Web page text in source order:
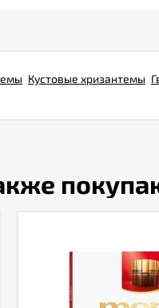
Кустовые хризантемы